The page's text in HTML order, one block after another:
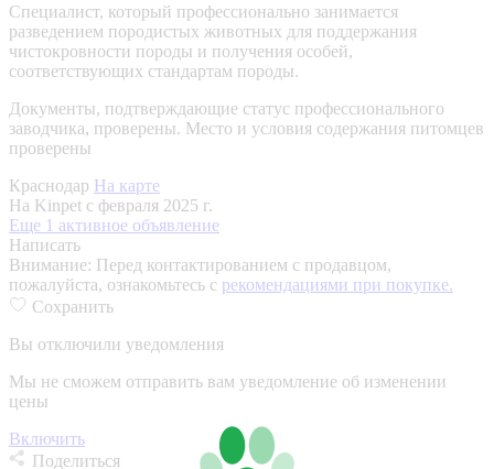
Специалист, который профессионально занимается
разведением породистых животных для поддержания
чистокровности породы и получения особей,
соответствующих стандартам породы.
Документы, подтверждающие статус профессионального
заводчика, проверены. Место и условия содержания питомцев
проверены
Краснодар На карте
На Kinpet c февраля 2025 г.
Еще 1 активное объявление
Написать
Внимание: Перед контактированием с продавцом,
пожалуйста, ознакомьтесь с рекомендациями при покупке.
Сохранить
Вы отключили уведомления
Мы не сможем отправить вам уведомление об изменении
цены
Включить
Поделиться